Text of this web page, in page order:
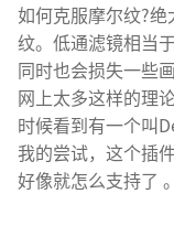
如何克服摩尔纹?
纹。低通滤镜相当
同时也会损失一些
网上太多这样的理
时候看到有一个叫
我的尝试，这个插
好像就怎么支持了